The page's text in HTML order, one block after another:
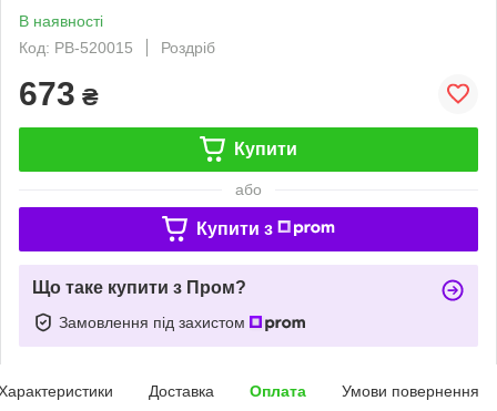
В наявності
Код: PB-520015
Роздріб
673 ₴
Купити
або
Купити з
Що таке купити з Пром?
Замовлення під захистом
Доставка Оплата Умови повернення